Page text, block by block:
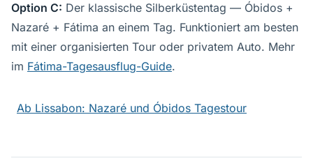
Option C: Der klassische Silberküstentag — Óbidos +
Nazaré + Fátima an einem Tag. Funktioniert am besten
mit einer organisierten Tour oder privatem Auto. Mehr
im Fátima-Tagesausflug-Guide.
Ab Lissabon: Nazaré und Óbidos Tagestour